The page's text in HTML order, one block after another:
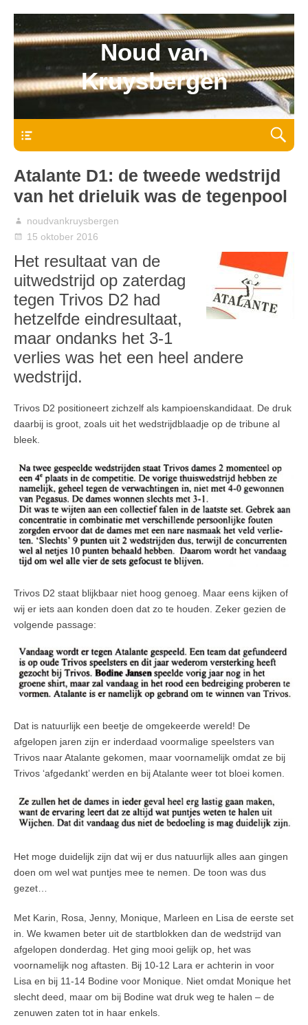
Noud van
Kruysbergen
Atalante D1: de tweede wedstrijd
van het drieluik was de tegenpool
noudvankruysbergen
15 oktober 2016
Het resultaat van de
uitwedstrijd op zaterdag
tegen Trivos D2 had
hetzelfde eindresultaat,
maar ondanks het 3-1
verlies was het een heel andere
wedstrijd.
Trivos D2 positioneert zichzelf als kampioenskandidaat. De druk
daarbij is groot, zoals uit het wedstrijdblaadje op de tribune al
bleek.
Trivos D2 staat blijkbaar niet hoog genoeg. Maar eens kijken of
wij er iets aan konden doen dat zo te houden. Zeker gezien de
volgende passage:
Dat is natuurlijk een beetje de omgekeerde wereld! De
afgelopen jaren zijn er inderdaad voormalige speelsters van
Trivos naar Atalante gekomen, maar voornamelijk omdat ze bij
Trivos ‘afgedankt’ werden en bij Atalante weer tot bloei komen.
Het moge duidelijk zijn dat wij er dus natuurlijk alles aan gingen
doen om wel wat puntjes mee te nemen. De toon was dus
gezet…
Met Karin, Rosa, Jenny, Monique, Marleen en Lisa de eerste set
in. We kwamen beter uit de startblokken dan de wedstrijd van
afgelopen donderdag. Het ging mooi gelijk op, het was
voornamelijk nog aftasten. Bij 10-12 Lara er achterin in voor
Lisa en bij 11-14 Bodine voor Monique. Niet omdat Monique het
slecht deed, maar om bij Bodine wat druk weg te halen – de
zenuwen zaten tot in haar enkels.